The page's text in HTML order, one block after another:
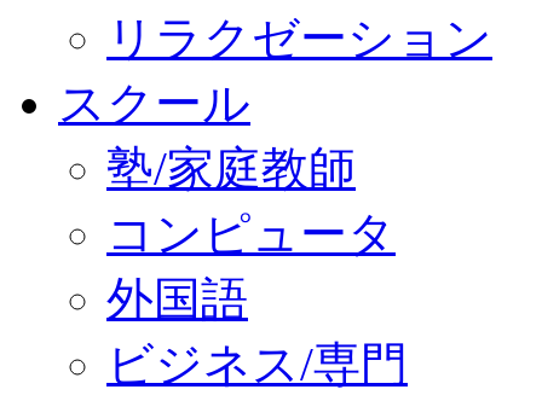
リラクゼーション
スクール
塾/家庭教師
コンピュータ
外国語
ビジネス/専門